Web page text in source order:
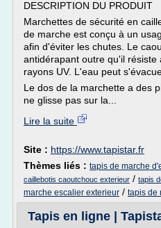
DESCRIPTION DU PRODUIT
Marchettes de sécurité en
de marche est conçu à un
afin d'éviter les chutes. Le
antidérapant outre qu'il résiste
rayons UV. L'eau peut
Le dos de la marchette a des
ne glisse pas sur la...
Lire la suite
Site : https://www.tapistar.fr
Thèmes liés : tapis de marche
caillebotis caoutchouc exterieur / tapis
marche escalier exterieur / tapis de
Tapis en ligne |